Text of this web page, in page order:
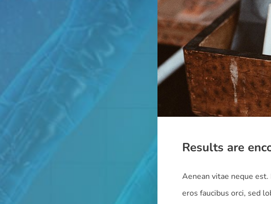
Results are
Aenean vitae neque
eros faucibus orci, sed